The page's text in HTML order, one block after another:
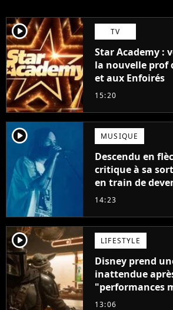
player2 TV
Star Academy :
la nouvelle prof
et aux Enfoirés
15:20
player2 MUSIQUE
Descendu en
critique à sa
en train de
populaire de son
14:23
player2 LIFESTYLE
Disney prend
inattendue
"performances
Vaiana et The
13:06